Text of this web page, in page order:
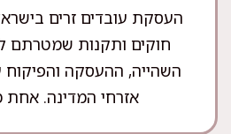
העסקת עובדים זרים
חוקים ותקנות שמטרתם
השהייה, ההעסקה והפיקוח
אזרחי המדינה. אחת